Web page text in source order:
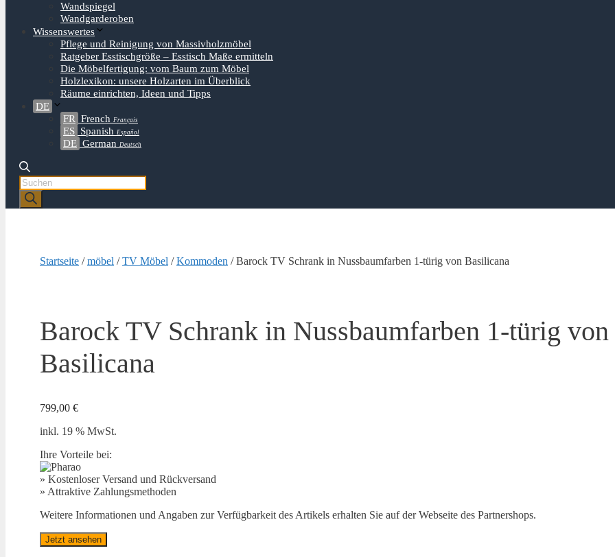
Wandspiegel
Wandgarderoben
Wissenswertes
Pflege und Reinigung von Massivholzmöbel
Ratgeber Esstischgröße – Esstisch Maße ermitteln
Die Möbelfertigung: vom Baum zum Möbel
Holzlexikon: unsere Holzarten im Überblick
Räume einrichten, Ideen und Tipps
DE
FR French Français
ES Spanish Español
DE German Deutsch
Products
search
Startseite /möbel /TV Möbel /Kommoden / Barock TV Schrank in Nussbaumfarben 1-türig von Basilicana
Barock TV Schrank in Nussbaumfarben 1-türig von
Basilicana
799,00 €
inkl. 19 % MwSt.
Ihre Vorteile bei:
» Kostenloser Versand und Rückversand
» Attraktive Zahlungsmethoden
Weitere Informationen und Angaben zur Verfügbarkeit des Artikels erhalten Sie auf der Webseite des Partnershops.
Jetzt ansehen